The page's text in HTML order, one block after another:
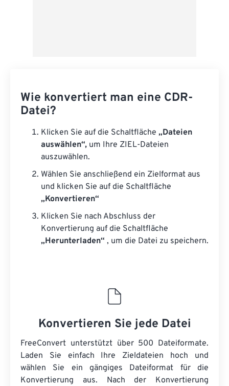
Wie konvertiert man eine CDR-
Datei?
Klicken Sie auf die Schaltfläche „Dateien
auswählen“, um Ihre ZIEL-Dateien
auszuwählen.
Wählen Sie anschließend ein Zielformat aus
und klicken Sie auf die Schaltfläche
„Konvertieren“
Klicken Sie nach Abschluss der
Konvertierung auf die Schaltfläche
„Herunterladen“ , um die Datei zu speichern.
Konvertieren Sie jede Datei
FreeConvert unterstützt über 500 Dateiformate.
Laden Sie einfach Ihre Zieldateien hoch und
wählen Sie ein gängiges Dateiformat für die
Konvertierung aus. Nach der Konvertierung